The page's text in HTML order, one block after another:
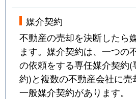
媒介契約
不動産の売却を決断したら
ます。媒介契約は、一つの
の依頼をする専任媒介契約(
約)と複数の不動産会社に売
一般媒介契約があります。